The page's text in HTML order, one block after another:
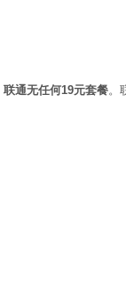
联通无任何19元套餐。